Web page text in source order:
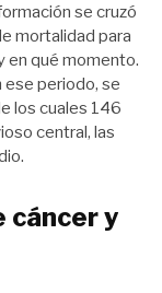
se cruzó
mortalidad para
en qué momento.
ese periodo, se
los cuales 146
central, las
cáncer y